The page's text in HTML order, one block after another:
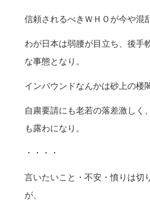
信頼されるべきＷＨＯが今や混
わが日本は弱腰が目立ち、後手
な事態となり。
インバウンドなんかは砂上の楼
自粛要請にも老若の落差激しく
も露わになり。
・・・・
言いたいこと・不安・憤りは切
が、